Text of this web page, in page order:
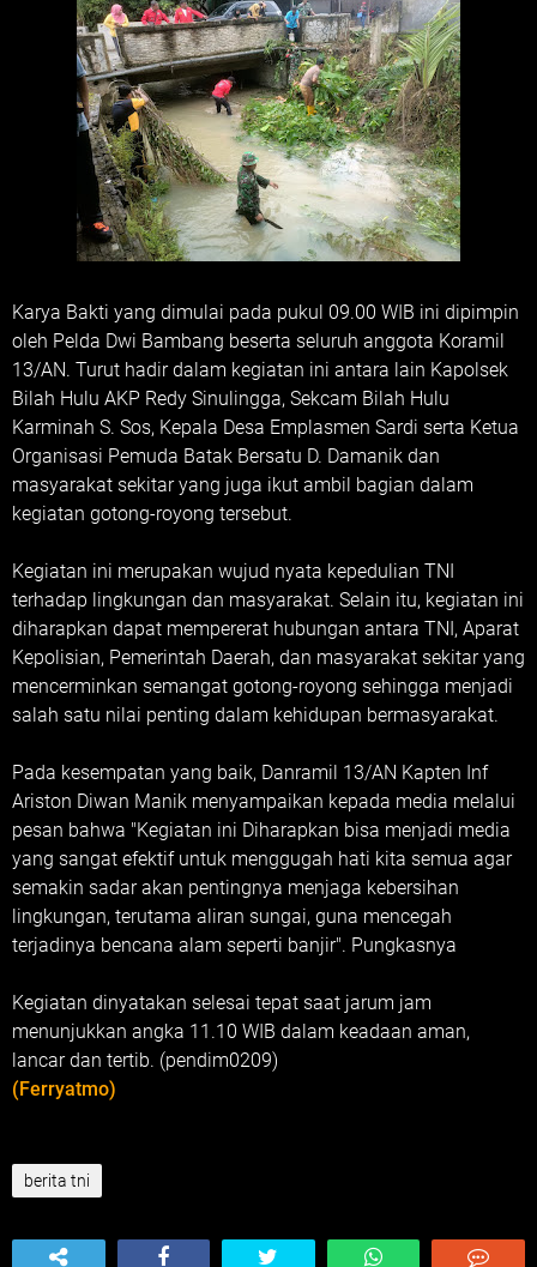
Karya Bakti yang dimulai pada pukul 09.00 WIB ini dipimpin
oleh Pelda Dwi Bambang beserta seluruh anggota Koramil
13/AN. Turut hadir dalam kegiatan ini antara lain Kapolsek
Bilah Hulu AKP Redy Sinulingga, Sekcam Bilah Hulu
Karminah S. Sos, Kepala Desa Emplasmen Sardi serta Ketua
Organisasi Pemuda Batak Bersatu D. Damanik dan
masyarakat sekitar yang juga ikut ambil bagian dalam
kegiatan gotong-royong tersebut.
Kegiatan ini merupakan wujud nyata kepedulian TNI
terhadap lingkungan dan masyarakat. Selain itu, kegiatan ini
diharapkan dapat mempererat hubungan antara TNI, Aparat
Kepolisian, Pemerintah Daerah, dan masyarakat sekitar yang
mencerminkan semangat gotong-royong sehingga menjadi
salah satu nilai penting dalam kehidupan bermasyarakat.
Pada kesempatan yang baik, Danramil 13/AN Kapten Inf
Ariston Diwan Manik menyampaikan kepada media melalui
pesan bahwa "Kegiatan ini Diharapkan bisa menjadi media
yang sangat efektif untuk menggugah hati kita semua agar
semakin sadar akan pentingnya menjaga kebersihan
lingkungan, terutama aliran sungai, guna mencegah
terjadinya bencana alam seperti banjir". Pungkasnya
Kegiatan dinyatakan selesai tepat saat jarum jam
menunjukkan angka 11.10 WIB dalam keadaan aman,
lancar dan tertib. (pendim0209)
(Ferryatmo)
berita tni